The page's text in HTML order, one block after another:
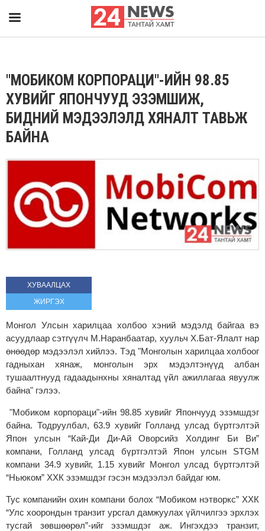
"МОБИКОМ КОРПОРАЦИ"-ИЙН 98.85
ХУВИЙГ ЯПОНЧУУД ЭЗЭМШИЖ,
БИДНИЙ МЭДЭЭЛЭЛД ХЯНАЛТ ТАВЬЖ
БАЙНА
ХУВААЛЦАХ
ЖИРГЭХ
Монгол Улсын харилцаа холбоо хэний мэдэлд байгаа вэ
асуудлаар сэтгүүлч М.Наранбаатар, хуульч Х.Бат-Ялалт нар
өнөөдөр мэдээлэл хийлээ. Тэд "Монголын харилцаа холбоог
гадныхан хянаж, монголын эрх мэдэлтэнүүд албан
тушаалтнууд гадаадынхны хяналтад үйл ажиллагаа явуулж
байна" гэлээ.
"Мобиком корпораци"-ийн 98.85 хувийг Япончууд эзэмшдэг
байна. Тодруулбал, 63.9 хувийг Голланд улсад бүртгэлтэй
Япон улсын “Кай-Ди Ди-Ай Оворсийз Холдинг Би Ви”
компани, Голланд улсад бүртгэлтэй Япон улсын STGM
компани 34.9 хувийг, 1.15 хувийг Монгол улсад бүртгэлтэй
“Ньюком” ХХК эзэмшдэг гэсэн мэдээлэл байдаг юм.
Тус компанийн охин компани болох “Мобиком нэтворкс” ХХК
“Улс хоорондын транзит урсгал дамжуулах үйлчилгээ эрхлэх
тусгай зөвшөөрөл”-ийг эзэмшдэг аж. Ингэхдээ транзит,